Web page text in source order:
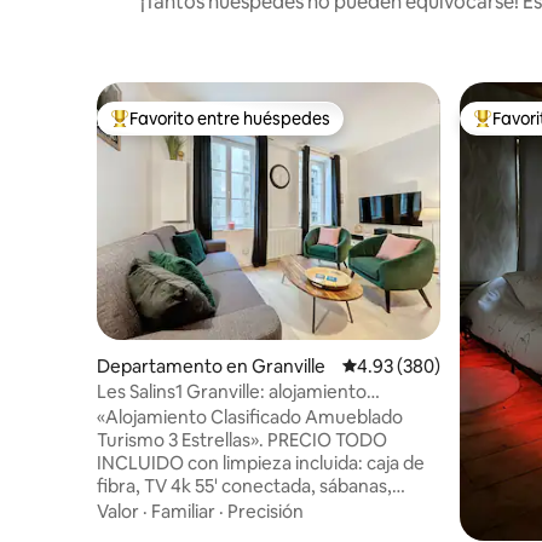
De los mejores en Favorito entre huéspedes
Favorito entre huéspedes
Departamento en Granville Calificación promedio:
4.93 (380)
Les Salins1 Granville: alojamiento
amueblado de 3 estrellas
«Alojamiento Clasificado Amueblado
Turismo 3 Estrellas». PRECIO TODO
INCLUIDO con limpieza incluida: caja de
fibra, TV 4k 55' conectada, sábanas,
cama grande 180x200, toallas de baño,
Valor · Familiar · Precisión
De los